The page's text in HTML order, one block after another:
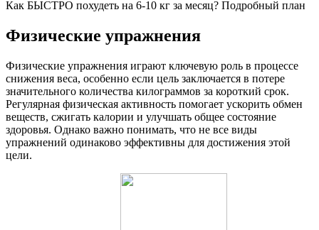
Как БЫСТРО похудеть на 6-10 кг за месяц? Подробный план
Физические упражнения
Физические упражнения играют ключевую роль в процессе
снижения веса, особенно если цель заключается в потере
значительного количества килограммов за короткий срок.
Регулярная физическая активность помогает ускорить обмен
веществ, сжигать калории и улучшать общее состояние
здоровья. Однако важно понимать, что не все виды
упражнений одинаково эффективны для достижения этой
цели.